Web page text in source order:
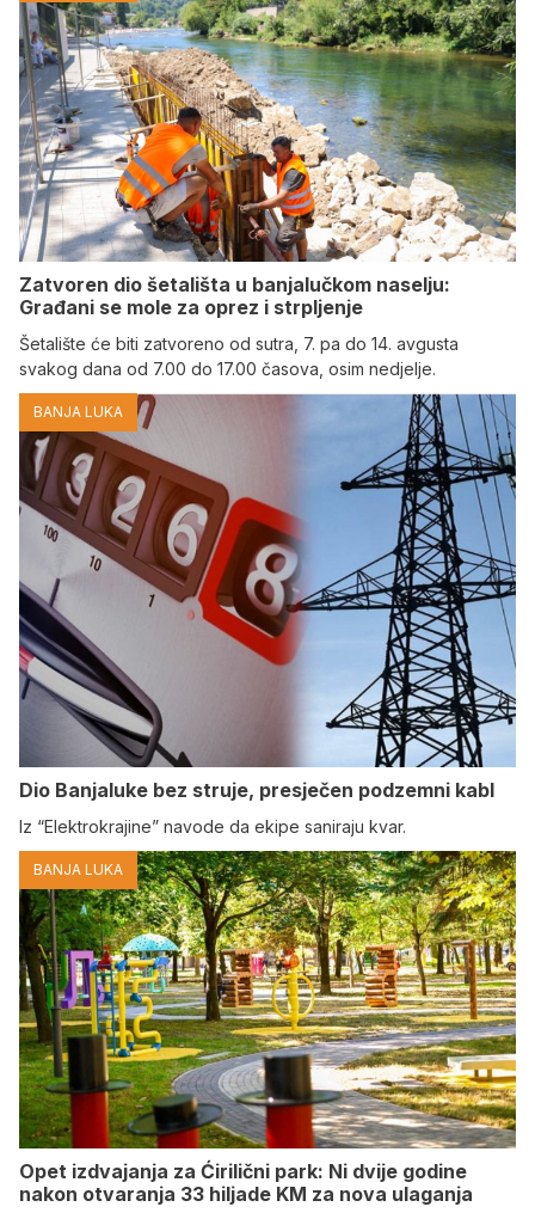
Zatvoren dio šetališta u banjalučkom naselju:
Građani se mole za oprez i strpljenje
Šetalište će biti zatvoreno od sutra, 7. pa do 14. avgusta
svakog dana od 7.00 do 17.00 časova, osim nedjelje.
BANJA LUKA
Dio Banjaluke bez struje, presječen podzemni kabl
Iz “Elektrokrajine” navode da ekipe saniraju kvar.
BANJA LUKA
Opet izdvajanja za Ćirilični park: Ni dvije godine
nakon otvaranja 33 hiljade KM za nova ulaganja